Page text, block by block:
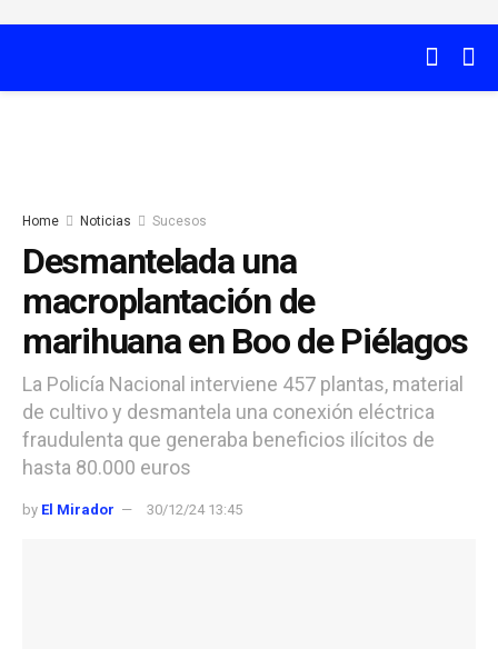
Home Noticias Sucesos
Desmantelada una
macroplantación de
marihuana en Boo de Piélagos
La Policía Nacional interviene 457 plantas, material
de cultivo y desmantela una conexión eléctrica
fraudulenta que generaba beneficios ilícitos de
hasta 80.000 euros
by El Mirador 30/12/24 13:45